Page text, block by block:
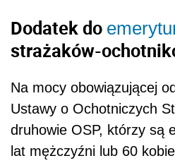
Dodatek do
strażaków-
Na mocy obowiązującej
Ustawy o Ochotniczych
druhowie OSP, którzy są
lat mężczyźni lub 60